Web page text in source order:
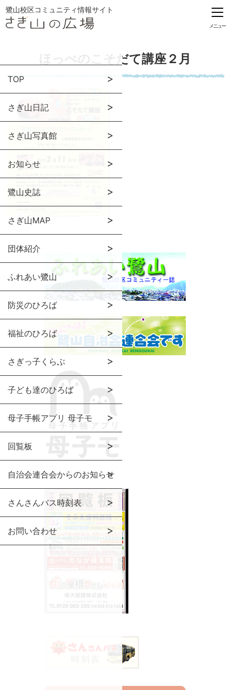
鷺山校区コミュニティ情報サイト
メニュー
TOP
さぎ山日記
さぎ山写真館
お知らせ
鷺山史誌
さぎ山MAP
団体紹介
ふれあい鷺山
防災のひろば
福祉のひろば
さぎっ子くらぶ
子ども達のひろば
母子手帳アプリ 母子モ
回覧板
自治会連合会からのお知らせ
さんさんバス時刻表
お問い合わせ
ほっぺのこそだて講座２月